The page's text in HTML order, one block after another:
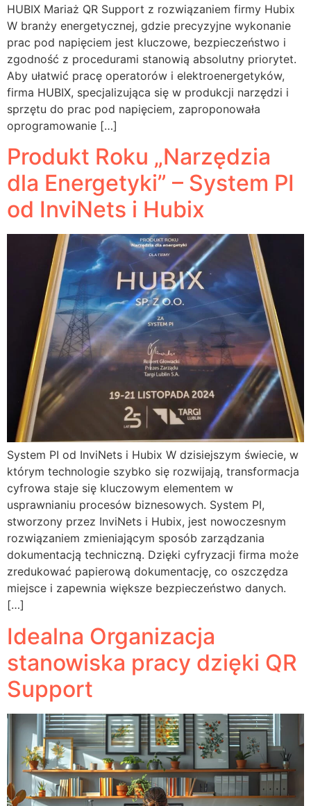
HUBIX Mariaż QR Support z rozwiązaniem firmy Hubix
W branży energetycznej, gdzie precyzyjne wykonanie
prac pod napięciem jest kluczowe, bezpieczeństwo i
zgodność z procedurami stanowią absolutny priorytet.
Aby ułatwić pracę operatorów i elektroenergetyków,
firma HUBIX, specjalizująca się w produkcji narzędzi i
sprzętu do prac pod napięciem, zaproponowała
oprogramowanie […]
Produkt Roku „Narzędzia
dla Energetyki” – System PI
od InviNets i Hubix
System PI od InviNets i Hubix W dzisiejszym świecie, w
którym technologie szybko się rozwijają, transformacja
cyfrowa staje się kluczowym elementem w
usprawnianiu procesów biznesowych. System PI,
stworzony przez InviNets i Hubix, jest nowoczesnym
rozwiązaniem zmieniającym sposób zarządzania
dokumentacją techniczną. Dzięki cyfryzacji firma może
zredukować papierową dokumentację, co oszczędza
miejsce i zapewnia większe bezpieczeństwo danych.
[…]
Idealna Organizacja
stanowiska pracy dzięki QR
Support